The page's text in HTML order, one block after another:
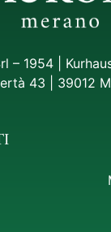
– 1954 |
43 | 39012